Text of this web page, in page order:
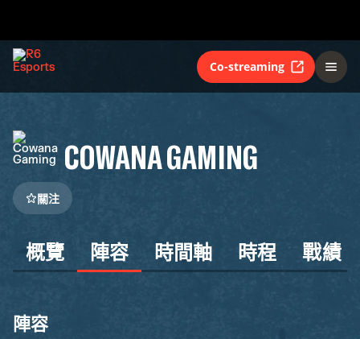
Co-streaming
COWANA GAMING
關注
概覽 陣容 時間軸 時程 戰績
陣容